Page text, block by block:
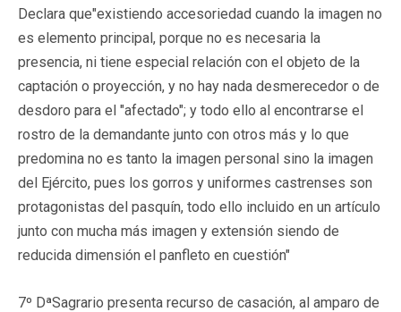
Declara que"existiendo accesoriedad cuando la imagen no
es elemento principal, porque no es necesaria la
presencia, ni tiene especial relación con el objeto de la
captación o proyección, y no hay nada desmerecedor o de
desdoro para el "afectado"; y todo ello al encontrarse el
rostro de la demandante junto con otros más y lo que
predomina no es tanto la imagen personal sino la imagen
del Ejército, pues los gorros y uniformes castrenses son
protagonistas del pasquín, todo ello incluido en un artículo
junto con mucha más imagen y extensión siendo de
reducida dimensión el panfleto en cuestión"
7º DªSagrario presenta recurso de casación, al amparo de